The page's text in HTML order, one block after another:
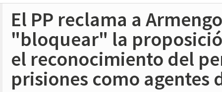
El PP reclama a
"bloquear" la
el reconocimiento del
prisiones como agentes